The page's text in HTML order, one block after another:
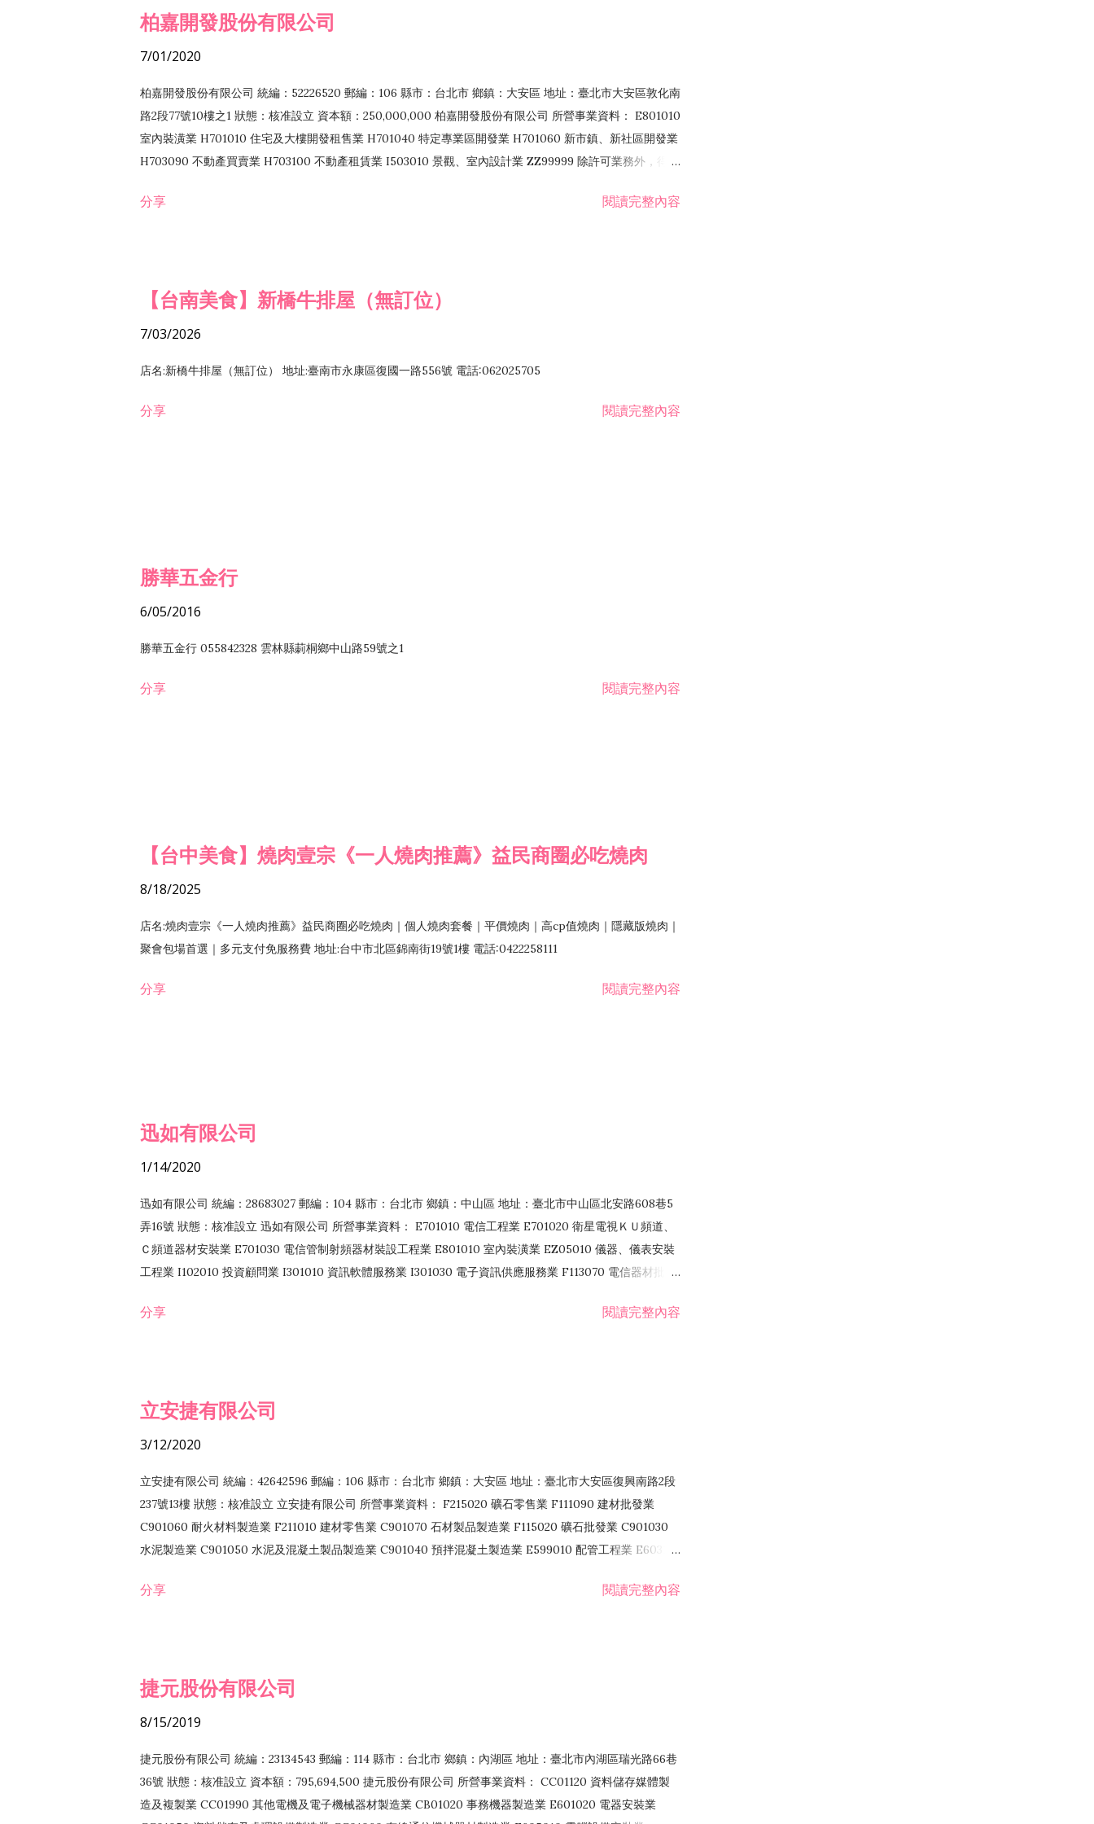
柏嘉開發股份有限公司
7/01/2020
柏嘉開發股份有限公司 統編：52226520 郵編：106 縣市：台北市 鄉鎮：大安區 地址：臺北市大安區敦化南
路2段77號10樓之1 狀態：核准設立 資本額：250,000,000 柏嘉開發股份有限公司 所營事業資料： E801010
室內裝潢業 H701010 住宅及大樓開發租售業 H701040 特定專業區開發業 H701060 新市鎮、新社區開發業
H703090 不動產買賣業 H703100 不動產租賃業 I503010 景觀、室內設計業 ZZ99999 除許可業務外，得經
分享 閱讀完整內容
【台南美食】新橋牛排屋（無訂位）
7/03/2026
店名:新橋牛排屋（無訂位） 地址:臺南市永康區復國一路556號 電話:062025705
分享 閱讀完整內容
勝華五金行
6/05/2016
勝華五金行 055842328 雲林縣莿桐鄉中山路59號之1
分享 閱讀完整內容
【台中美食】燒肉壹宗《一人燒肉推薦》益民商圈必吃燒肉
8/18/2025
店名:燒肉壹宗《一人燒肉推薦》益民商圈必吃燒肉｜個人燒肉套餐｜平價燒肉｜高cp值燒肉｜隱藏版燒肉｜
聚會包場首選｜多元支付免服務費 地址:台中市北區錦南街19號1樓 電話:0422258111
分享 閱讀完整內容
迅如有限公司
1/14/2020
迅如有限公司 統編：28683027 郵編：104 縣市：台北市 鄉鎮：中山區 地址：臺北市中山區北安路608巷5
弄16號 狀態：核准設立 迅如有限公司 所營事業資料： E701010 電信工程業 E701020 衛星電視ＫＵ頻道、
Ｃ頻道器材安裝業 E701030 電信管制射頻器材裝設工程業 E801010 室內裝潢業 EZ05010 儀器、儀表安裝
工程業 I102010 投資顧問業 I301010 資訊軟體服務業 I301030 電子資訊供應服務業 F113070 電信器材批發
務 F102030 菸酒批發業 F203020 菸酒零售業 F401171 酒類輸入業
分享 閱讀完整內容
立安捷有限公司
3/12/2020
立安捷有限公司 統編：42642596 郵編：106 縣市：台北市 鄉鎮：大安區 地址：臺北市大安區復興南路2段
237號13樓 狀態：核准設立 立安捷有限公司 所營事業資料： F215020 礦石零售業 F111090 建材批發業
C901060 耐火材料製造業 F211010 建材零售業 C901070 石材製品製造業 F115020 礦石批發業 C901030
水泥製造業 C901050 水泥及混凝土製品製造業 C901040 預拌混凝土製造業 E599010 配管工程業 E603110
EZ99990 其他工程業 F102170 食品什貨批發業 F106020 日常用品批發業 F108031 醫療器材批發業
分享 閱讀完整內容
捷元股份有限公司
8/15/2019
捷元股份有限公司 統編：23134543 郵編：114 縣市：台北市 鄉鎮：內湖區 地址：臺北市內湖區瑞光路66巷
36號 狀態：核准設立 資本額：795,694,500 捷元股份有限公司 所營事業資料： CC01120 資料儲存媒體製
造及複製業 CC01990 其他電機及電子機械器材製造業 CB01020 事務機器製造業 E601020 電器安裝業